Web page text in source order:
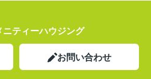
ニティーハウジング
お問い合わせ